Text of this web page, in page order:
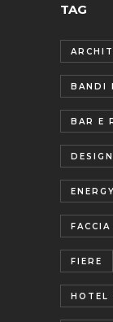
TAG
BANDI
BAR E
DESIGN
FIERE
HOTEL